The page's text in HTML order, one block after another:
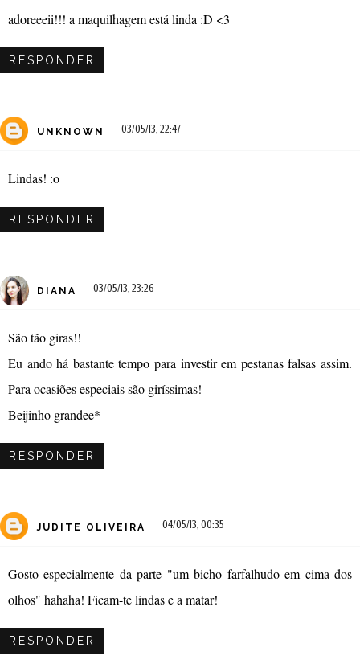
adoreeeii!!! a maquilhagem está linda :D <3
RESPONDER
UNKNOWN 03/05/13, 22:47
Lindas! :o
RESPONDER
DIANA 03/05/13, 23:26
São tão giras!!
Eu ando há bastante tempo para investir em pestanas falsas assim.
Para ocasiões especiais são giríssimas!
Beijinho grandee*
RESPONDER
JUDITE OLIVEIRA 04/05/13, 00:35
Gosto especialmente da parte "um bicho farfalhudo em cima dos
olhos" hahaha! Ficam-te lindas e a matar!
RESPONDER